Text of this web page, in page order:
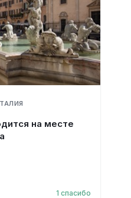
на месте
1 спасибо